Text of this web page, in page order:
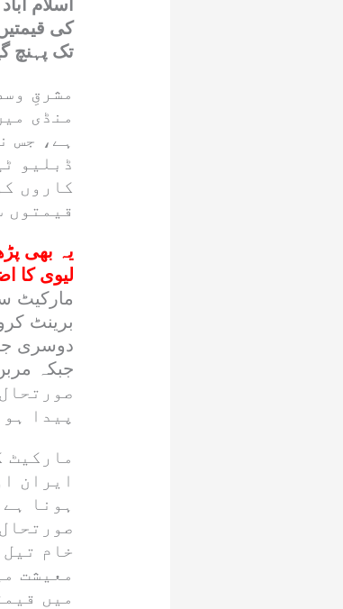
تک پہنچ
مشرقِ
منڈی
ہے، جس
ڈبلیو
کاروں
قیمتوں
یہ بھی
لیوی کا
مارکیٹ
پیدا
مارکیٹ
ایران
ہونا
خام
معیشت
میں